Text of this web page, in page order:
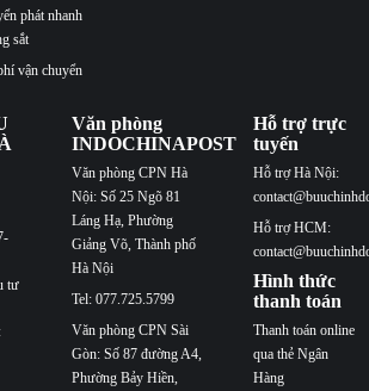
phát nhanh
sắt
vận chuyển
tư
Văn phòng
INDOCHINAPOST
Văn phòng CPN Hà
Nội: Số 25 Ngõ 81
Láng Hạ, Phường
Giảng Võ, Thành phố
Hà Nội
Tel: 077.725.5799
Văn phòng CPN Sài
Gòn: Số 87 đường A4,
Phường Bảy Hiền,
Hỗ trợ trực
tuyến
Hỗ trợ Hà Nội:
Hỗ trợ HCM:
Hình thức
thanh toán
Thanh toán online
qua thẻ Ngân
Hàng